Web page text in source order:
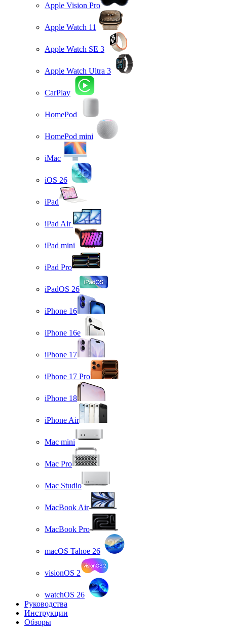
Apple Vision Pro
Apple Watch 11
Apple Watch SE 3
Apple Watch Ultra 3
CarPlay
HomePod
HomePod mini
iMac
iOS 26
iPad
iPad Air
iPad mini
iPad Pro
iPadOS 26
iPhone 16
iPhone 16e
iPhone 17
iPhone 17 Pro
iPhone 18
iPhone Air
Mac mini
Mac Pro
Mac Studio
MacBook Air
MacBook Pro
macOS Tahoe 26
visionOS 2
watchOS 26
Руководства
Инструкции
Обзоры